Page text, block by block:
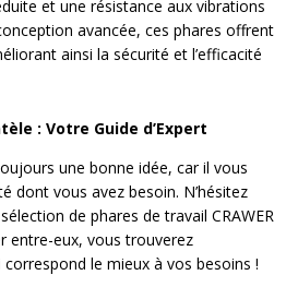
et une résistance aux vibrations
avancée, ces phares offrent
ainsi la sécurité et l’efficacité
: Votre Guide d’Expert
une bonne idée, car il vous
dont vous avez besoin. N’hésitez
de phares de travail CRAWER
entre-eux, vous trouverez
le mieux à vos besoins !